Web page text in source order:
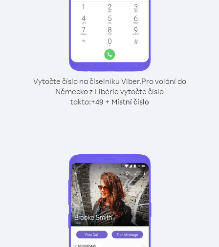
Vytočte číslo na číselníku Viber.Pro volání do
Německo z Libérie vytočte číslo
takto:+49 + Místní číslo